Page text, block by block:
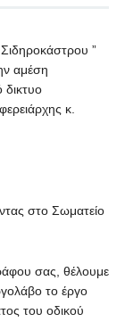
”
αμέση
κ.
στο Σωματείο
σας, θέλουμε
το έργο
του οδικού